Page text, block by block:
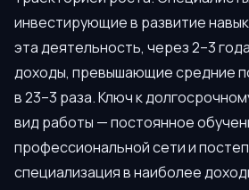
инвестирующие в развитие
эта деятельность, через 2–3
доходы, превышающие средние
в 23–3 раза. Ключ к
вид работы — постоянное
профессиональной сети и
специализация в наиболее